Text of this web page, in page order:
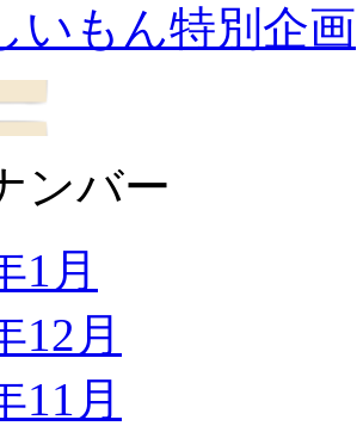
いもん特別企画
ンバー
1月
12月
11月